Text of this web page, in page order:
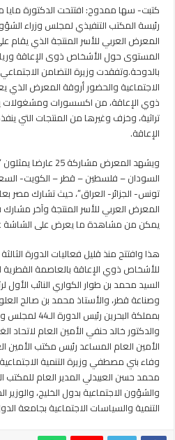
كتبت- سها ممدوح: افتتحت الدكتورة مايا
رئيسة المكتب التنفيذي لمجلس وزراء
المعرض العربي للأسر المنتجة الذي
المستوى حول الأشخاص ذوى الإعاقة
بالدوحة.وتفقدت وزيرة التضامن
الاجتماعية والحضور أروقة المعرض
ذوي الإعاقة، من اكسسورات
تراثية، وخزف وغيرها من المنتجات التي
الإعاقة.
ويشهد المعرض
السودان – فلسطين – قطر – الكويت-
تونس- الجزائر- العراق”، حيث تشارك مصر
المعرض العربي للأسر المنتجة وآخر
يمكن من مشاهدة ما يعرض على
هذا وافتتح منذ قليل فعاليات الدورة
للأشخاص ذوي الإعاقة بالعاصمة
السيد محمد بن طوار الكواري النائب
وصناعة قطر، والأستاذ محمد بن صالح
بمملكة البحرين
والدكتور خالد حنفي الأمين العام لاتحاد
الأمين العام المساعد رئيس مكتب الأمين
وفاء بني مصطفي وزيرة التنمية
محمد حسن العبيدلي المدير العام للمكتب
والشؤون الاجتماعية بدول الخليج،
التنمية والسياسات الاجتماعية بجامعة